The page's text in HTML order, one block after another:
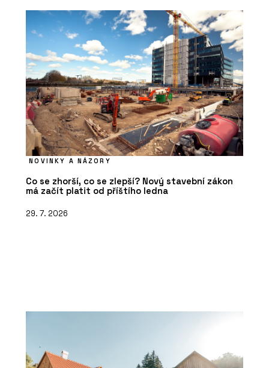
NOVINKY A NÁZORY
Co se zhorší, co se zlepší? Nový stavební zákon
má začít platit od příštího ledna
29. 7. 2026